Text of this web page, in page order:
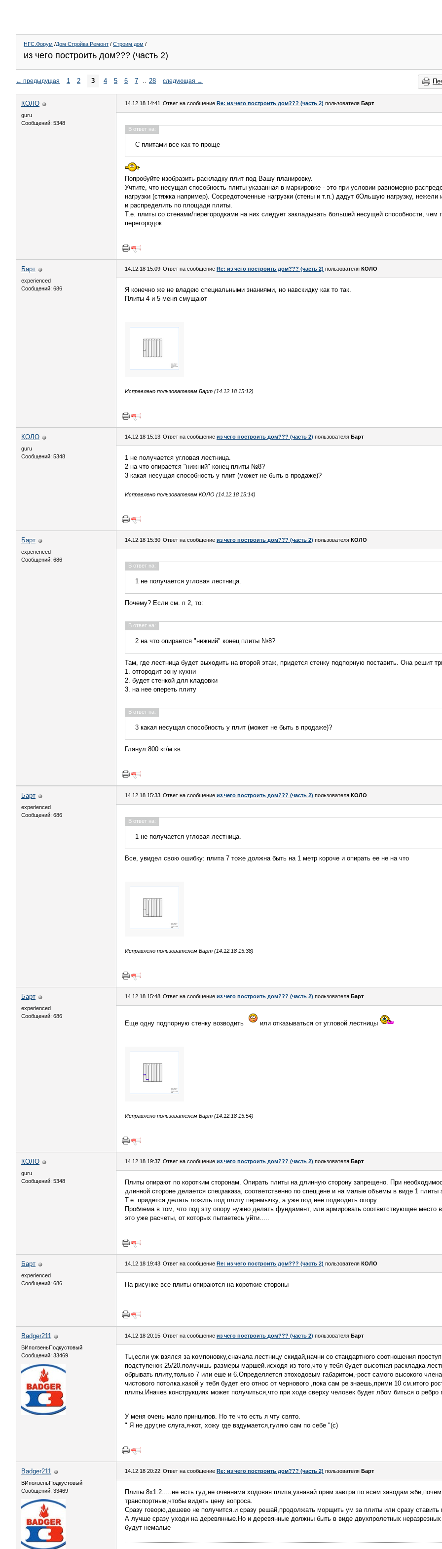
НГС.Форум /Дом Стройка Ремонт / Строим дом /
из чего построить дом??? (часть 2)
← предыдущая 1 2 3 4 5 6 7 .. 28 следующая →
КОЛО
guru
Сообщений: 5348
14.12.18 14:41 Ответ на сообщение Re: из чего построить дом??? (часть 2) пользователя Барт
В ответ на:
С плитами все как то проще
Попробуйте изобразить раскладку плит под Вашу планировку.
Учтите, что несущая способность плиты указанная в маркировке - это при условии равномерно-
нагрузки (стяжка например). Сосредоточенные нагрузки (стены и т.п.) дадут бОльшую нагрузку, нежели
и распределить по площади плиты.
Т.е. плиты со стенами/перегородками на них следует закладывать большей несущей способности, чем
перегородок.
Барт
experienced
Сообщений: 686
14.12.18 15:09 Ответ на сообщение Re: из чего построить дом??? (часть 2) пользователя КОЛО
Я конечно же не владею специальными знаниями, но навскидку как то так.
Плиты 4 и 5 меня смущают
Исправлено пользователем Барт (14.12.18 15:12)
КОЛО
guru
Сообщений: 5348
14.12.18 15:13 Ответ на сообщение из чего построить дом??? (часть 2) пользователя Барт
1 не получается угловая лестница.
2 на что опирается "нижний" конец плиты №8?
3 какая несущая способность у плит (может не быть в продаже)?
Исправлено пользователем КОЛО (14.12.18 15:14)
Барт
experienced
Сообщений: 686
14.12.18 15:30 Ответ на сообщение из чего построить дом??? (часть 2) пользователя КОЛО
В ответ на:
1 не получается угловая лестница.
Почему? Если см. п 2, то:
В ответ на:
2 на что опирается "нижний" конец плиты №8?
Там, где лестница будет выходить на второй этаж, придется стенку подпорную поставить. Она решит
1. отгородит зону кухни
2. будет стенкой для кладовки
3. на нее опереть плиту
В ответ на:
3 какая несущая способность у плит (может не быть в продаже)?
Глянул:800 кг/м.кв
Барт
experienced
Сообщений: 686
14.12.18 15:33 Ответ на сообщение из чего построить дом??? (часть 2) пользователя КОЛО
В ответ на:
1 не получается угловая лестница.
Все, увидел свою ошибку: плита 7 тоже должна быть на 1 метр короче и опирать ее не на что
Исправлено пользователем Барт (14.12.18 15:38)
Барт
experienced
Сообщений: 686
14.12.18 15:48 Ответ на сообщение из чего построить дом??? (часть 2) пользователя Барт
Еще одну подпорную стенку возводить или отказываться от угловой лестницы
Исправлено пользователем Барт (14.12.18 15:54)
КОЛО
guru
Сообщений: 5348
14.12.18 19:37 Ответ на сообщение из чего построить дом??? (часть 2) пользователя Барт
Плиты опирают по коротким сторонам. Опирать плиты на длинную сторону запрещено. При
длинной стороне делается спецзаказа, соответственно по спеццене и на малые объемы в виде 1
Т.е. придется делать ложить под плиту перемычку, а уже под неё подводить опору.
Проблема в том, что под эту опору нужно делать фундамент, или армировать соответствующее
это уже расчеты, от которых пытаетесь уйти.....
Барт
experienced
Сообщений: 686
14.12.18 19:43 Ответ на сообщение Re: из чего построить дом??? (часть 2) пользователя КОЛО
На рисунке все плиты опираются на короткие стороны
Badger211
ВИползеньПодкустовый
Сообщений: 33469
14.12.18 20:15 Ответ на сообщение из чего построить дом??? (часть 2) пользователя Барт
Ты,если уж взялся за компоновку,сначала лестницу скидай,начни со стандартного соотношения
подступенок-25/20.получишь размеры маршей.исходя из того,что у тебя будет высотная раскладка
обрывать плиту,только 7 или еше и 6.Определяется этоходовым габаритом,-рост самого высокого
чистового потолка.какой у тебя будет его относ от чернового ,пока сам ре знаешь,прими 10 см.итого
плиты.Иначев конструкциях может получиться,что при ходе сверху человек будет лбом биться о ребро
У меня очень мало принципов. Но те что есть я чту свято.
" Я не друг,не слуга,я-кот, хожу где вздумается,гуляю сам по себе "(с)
Badger211
ВИползеньПодкустовый
Сообщений: 33469
14.12.18 20:22 Ответ на сообщение Re: из чего построить дом??? (часть 2) пользователя Барт
Плиты 8х1.2.....не есть гуд,не оченнама ходовая плита,узнавай прям завтра по всем заводам
транспортные,чтобы видеть цену вопроса.
Сразу говорю,дешево не получится.и сразу решай,продолжать морщить ум за плиты или сразу ставить
А лучше сразу уходи на деревянные.Но и деревянные должны быть в виде двухпролетных
будут немалые